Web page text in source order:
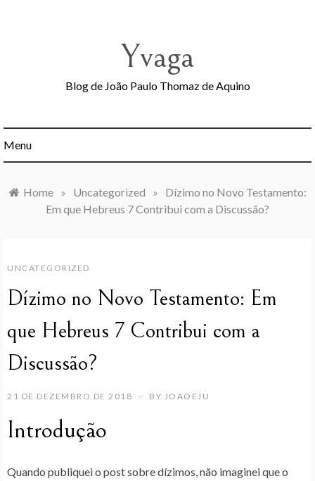
Yvaga
Blog de João Paulo Thomaz de Aquino
Menu
Home » Uncategorized »
Dízimo no Novo Testamento:
Em que Hebreus 7 Contribui com a Discussão?
UNCATEGORIZED
Dízimo no Novo Testamento: Em
que Hebreus 7 Contribui com a
Discussão?
21 DE DEZEMBRO DE 2018 BY JOAOEJU
Introdução
Quando publiquei o post sobre dízimos, não imaginei que o